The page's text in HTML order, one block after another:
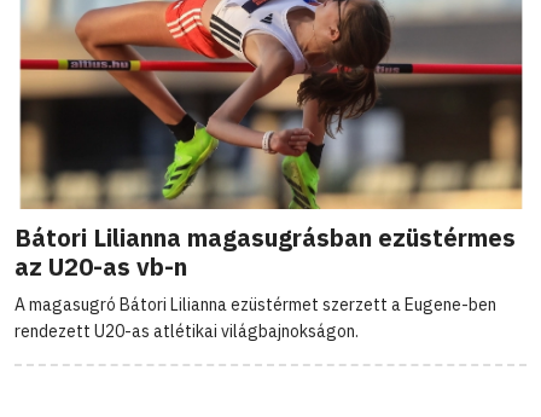
Bátori Lilianna magasugrásban ezüstérmes
az U20-as vb-n
A magasugró Bátori Lilianna ezüstérmet szerzett a Eugene-ben
rendezett U20-as atlétikai világbajnokságon.